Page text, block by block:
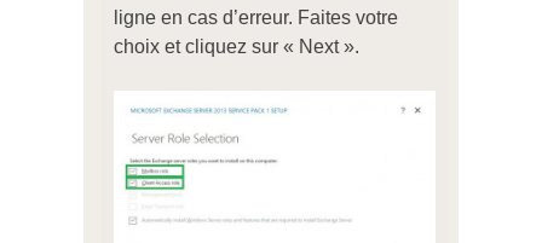
ligne en cas d’erreur. Faites votre
choix et cliquez sur « Next ».